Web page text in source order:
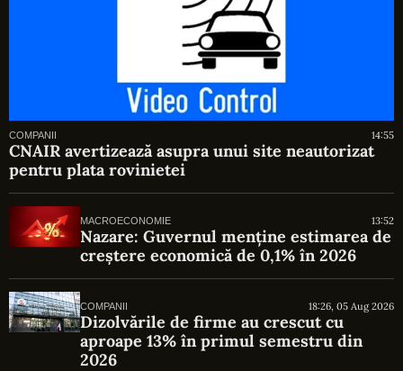
COMPANII 14:55
CNAIR avertizează asupra unui site neautorizat
pentru plata rovinietei
MACROECONOMIE 13:52
Nazare: Guvernul menține estimarea de
creștere economică de 0,1% în 2026
COMPANII 18:26, 05 Aug 2026
Dizolvările de firme au crescut cu
aproape 13% în primul semestru din
2026